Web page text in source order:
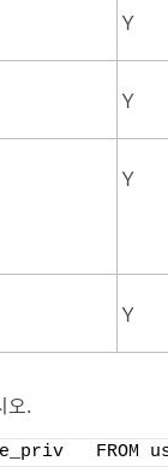
Y
Y
Y
Y
오.
FROM